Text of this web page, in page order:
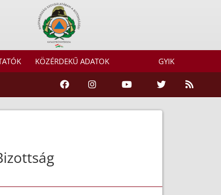
KÖZÉRDEKŰ ADATOK GYIK